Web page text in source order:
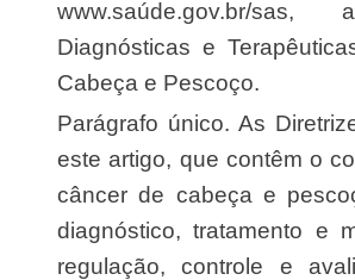
www.saúde.gov.br/sas,
Diagnósticas e
Cabeça e Pescoço.
Parágrafo único. As Diretrizes de que trata
este artigo, que contêm o
câncer de cabeça e
diagnóstico, tratamento e
regulação, controle e